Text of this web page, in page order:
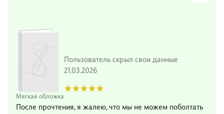
Мягкая обложка
Пользователь скрыл свои данные
21.03.2026
После прочтения, я жалею, что мы не можем поболтать